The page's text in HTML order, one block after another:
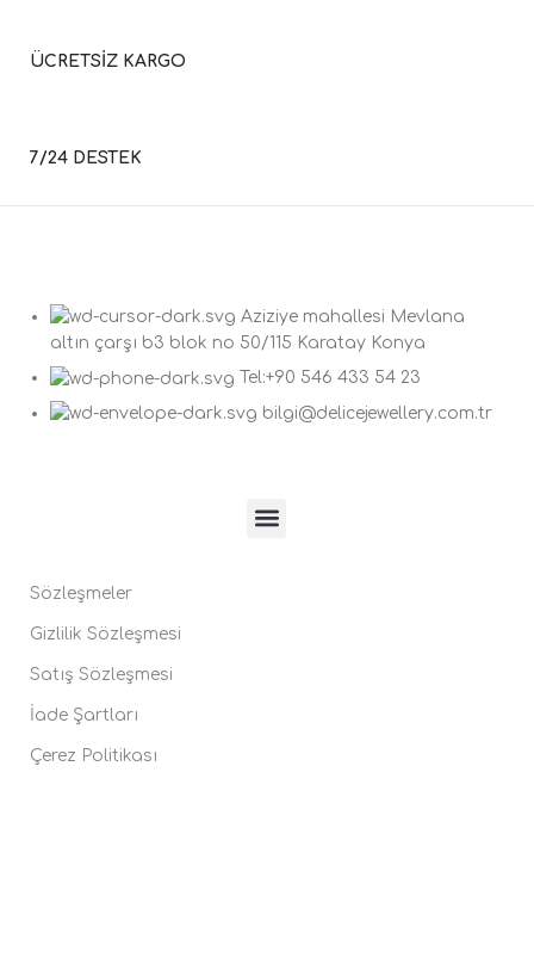
ÜCRETSİZ KARGO
7/24 DESTEK
Aziziye mahallesi Mevlana
altın çarşı b3 blok no 50/115 Karatay Konya
Tel:+90 546 433 54 23
bilgi@delicejewellery.com.tr
Sözleşmeler
Gizlilik Sözleşmesi
Satış Sözleşmesi
İade Şartları
Çerez Politikası